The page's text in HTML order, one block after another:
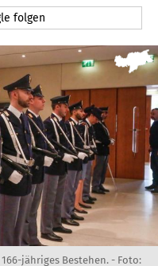
folgen
jähriges Bestehen. - Foto: